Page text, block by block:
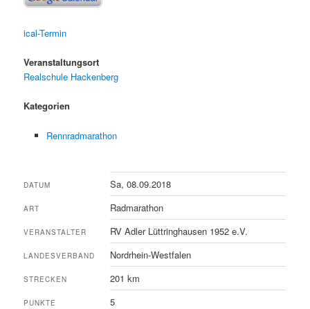
ical-Termin
Veranstaltungsort
Realschule Hackenberg
Kategorien
Rennradmarathon
DATUM Sa, 08.09.2018
ART Radmarathon
VERANSTALTER RV Adler Lüttringhausen 1952 e.V.
LANDESVERBAND Nordrhein-Westfalen
STRECKEN 201 km
PUNKTE 5